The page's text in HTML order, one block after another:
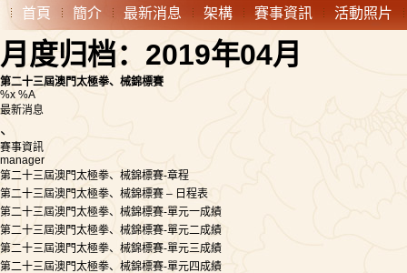
首頁 簡介 最新消息 架構 賽事資訊 活動照片
月度归档：2019年04月
第二十三屆澳門太極拳、械錦標賽
%x %A
最新消息
、
賽事資訊
manager
第二十三屆澳門太極拳、械錦標賽-章程
第二十三屆澳門太極拳、械錦標賽 – 日程表
第二十三屆澳門太極拳、械錦標賽-單元一成績
第二十三屆澳門太極拳、械錦標賽-單元二成績
第二十三屆澳門太極拳、械錦標賽-單元三成績
第二十三屆澳門太極拳、械錦標賽-單元四成績